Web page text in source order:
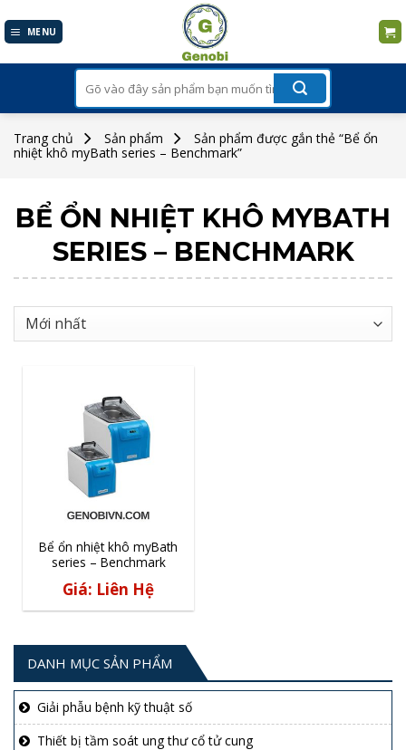
to
MENU
kiếm:
Trang chủ Sản phẩm
Sản phẩm được gắn thẻ “Bể ổn
nhiệt khô myBath series – Benchmark”
BỂ ỔN NHIỆT KHÔ MYBATH
SERIES – BENCHMARK
Bể ổn nhiệt khô myBath
series – Benchmark
Giá: Liên Hệ
DANH MỤC SẢN PHẨM
Giải phẫu bệnh kỹ thuật số
Thiết bị tầm soát ung thư cổ tử cung